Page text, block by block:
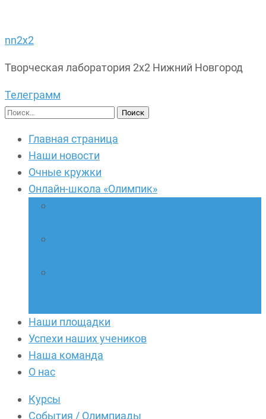
nn2x2
Творческая лаборатория 2х2 Нижний Новгород
Телеграмм
Найти:
Главная страница
Наши новости
Очные кружки
Онлайн-школа «Олимпик»
Наши площадки
Успехи наших учеников
Наша команда
О нас
Курсы
События / Олимпиады